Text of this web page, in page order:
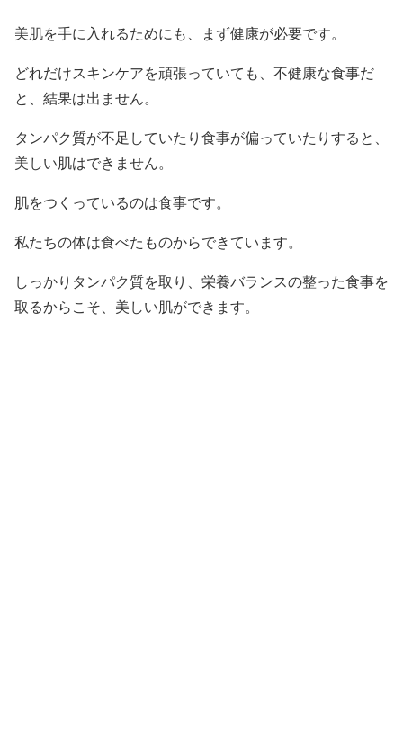
美肌を手に入れるためにも、まず健康が必要です。
どれだけスキンケアを頑張っていても、不健康な食事だ
と、結果は出ません。
タンパク質が不足していたり食事が偏っていたりすると、
美しい肌はできません。
肌をつくっているのは食事です。
私たちの体は食べたものからできています。
しっかりタンパク質を取り、栄養バランスの整った食事を
取るからこそ、美しい肌ができます。